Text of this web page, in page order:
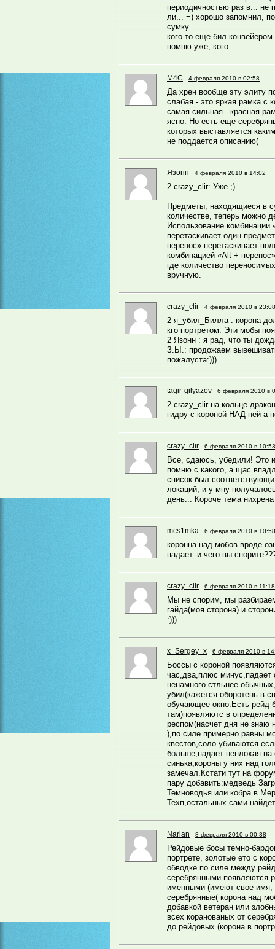
периодичностью раз в... не
ли... =) хорошо запомнил,
сумку.
кого-то еще бил
помню уже, кого
M4C 4 февраля 2010 в 02:58
Да хрен вообще эту элиту
слабая - это яркая рамка с
самая сильная - красная
ясно. Но есть еще
которых выставляется
не поддается описанию(
Язонн 4 февраля 2010 в 14:02
2 crazy_clir: Уже ;)
Предметы, находящиеся в
количестве, теперь можно
Использование комбинации
перетаскивает один
перенос» перетаскивает
комбинацией «Alt +
где количество
вручную.
crazy_clir 4 февраля 2010 в 23:08
2 я_убил_Билла : корона
кго портретом. Эти мобы
2 Язонн : я рад, что ты
З.Ы.: продожаем
пожалуста:)))
tagir-gilyazov 6 февраля 2010 в
2 crazy_clir на кольце
гидру с короной НАД ней а
crazy_clir 6 февраля 2010 в 10:53
Все, сдаюсь, убедили! Это
помню с какого, а щас
список был
локаций, и у мну
день... Короче тема
mcs1mka 6 февраля 2010 в 10:58
коронна над мобов вроде
падает. и чего вы
crazy_clir 6 февраля 2010 в 11:18
Мы не спорим, мы
гайда(моя сторона) и
:)))
x_Sergey_x 6 февраля 2010 в
Боссы с короной
час,два,плюс
ненамного стльнее
убил(кажется оборотень в
обучающее окно.Есть рейд
там)появляютс в
респом(насчет дня не знаю
),по силе примерно равны
квестов,соло убиваются
больше,падает неплохая на
синька,короны у них над
замечал.Кстати тут на
пару добавить:медведь
Темноводья или кобра в
Техп,остальных сами
Narian 8 февраля 2010 в 00:38
Рейдовые босы темно-
портрете, золотые ето с
обводке по силе между
серебрянными.появляются
именными (имеют свое
серебрянные( корона над
добавкой ветеран или
всех коранованых от
до рейдовых (корона в